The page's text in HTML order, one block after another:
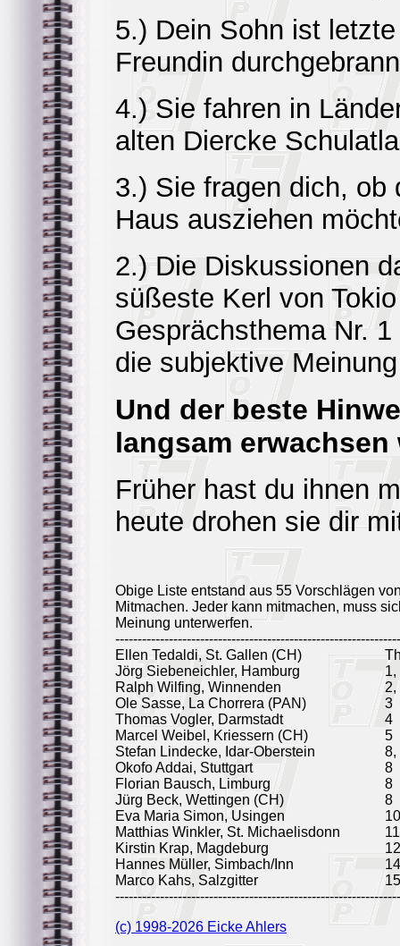
5.) Dein Sohn ist
Freundin
4.) Sie fahren in
alten Diercke
3.) Sie fragen dich, ob
Haus ausziehen
2.) Die Diskussionen
süßeste Kerl von
Gesprächsthema Nr.
die subjektive
Und der beste
langsam erwachsen
Früher hast du ihnen
heute drohen sie dir
Obige Liste entstand aus 55 Vorschlägen
Mitmachen. Jeder kann mitmachen, muss
Meinung unterwerfen.
Ellen Tedaldi, St. Gallen (CH)
Jörg Siebeneichler, Hamburg
1,
Ralph Wilfing, Winnenden
2,
Ole Sasse, La Chorrera (PAN)
3
Thomas Vogler, Darmstadt
4
Marcel Weibel, Kriessern (CH)
5
Stefan Lindecke, Idar-Oberstein
8,
Okofo Addai, Stuttgart
8
Florian Bausch, Limburg
8
Jürg Beck, Wettingen (CH)
8
Eva Maria Simon, Usingen
10
Matthias Winkler, St. Michaelisdonn
11
Kirstin Krap, Magdeburg
12
Hannes Müller, Simbach/Inn
14
Marco Kahs, Salzgitter
15
(c) 1998-2026 Eicke Ahlers